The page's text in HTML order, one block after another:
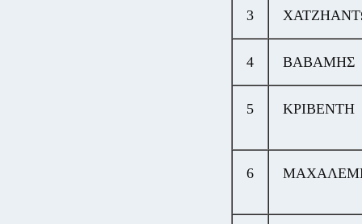
3
4 ΒΑΒΑΜΗΣ
5 ΚΡΙΒΕΝΤΗ
6